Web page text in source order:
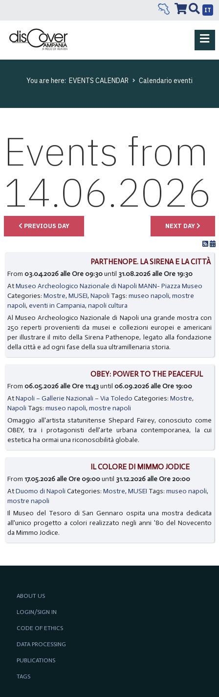
IT
You are here: EVENTS CALENDAR Calendario eventi
Events from
14.06.2026
PREVIOUS DAY NEXT DAY
PARTHENOPE. LA SIRENA E LA CITTÀ
From03.04.2026 alle Ore 09:30until 31.08.2026 alle Ore 19:30
AtMuseo Archeologico Nazionale di Napoli MANN- Piazza Museo
Categories:Mostre,MUSEI,Napoli Tags:museo napoli,mostre
napoli, eventi in Campania,napoli cultura
Al Museo Archeologico Nazionale di Napoli una grande mostra con
250 reperti provenienti da musei e collezioni europei e americani
per illustrare il mito della Sirena Pathenope, legato alla fondazione
della città e ad ogni fase della sua ultramillenaria storia.
OBEY: POWER TO THE PEACEFUL
From06.05.2026 alle Ore 11:43until06.09.2026 alle Ore 19:00
AtNapoli – Gallerie Nazionali – Via Toledo Categories:Mostre,
Napoli Tags:museo napoli,mostre napoli
Omaggio all'artista statunitense Shepard Fairey, conosciuto come
OBEY, tra i protagonisti dell'arte urbana contemporanea, la cui
estetica ha ormai una riconoscibilità globale.
IL COLORE DI MIMMO JODICE
From17.05.2026 alle Ore 09:00until 31.12.2026 alle Ore 20:00
AtDuomo di Napoli Categories:Mostre,MUSEI Tags:museo napoli,
mostre napoli
Il Museo del Tesoro di San Gennaro ospita una mostra dedicata
all'unico progetto a colori realizzato negli anni '80 del Novecento
da Mimmo Jodice.
ABOUT US
LOGIN/SIGN IN
CODE OF ETHICS
DATA PROCESSING
PUBLICATIONS
TAGS